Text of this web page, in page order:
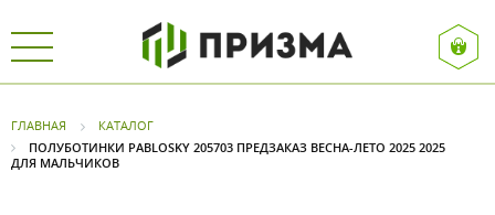
ГЛАВНАЯ
КАТАЛОГ
ПОЛУБОТИНКИ PABLOSKY 205703 ПРЕДЗАКАЗ ВЕСНА-ЛЕТО 2025 2025
ДЛЯ МАЛЬЧИКОВ